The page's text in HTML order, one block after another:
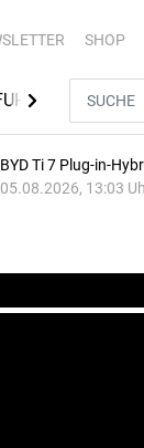
SHOP
TOOLS
BYD Ti 7 Plug-in-
05.08.2026, 13:03